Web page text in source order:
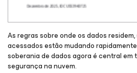
As regras sobre onde os dados residem,
acessados estão mudando rapidamente.
soberania de dados agora é central em
segurança na nuvem.